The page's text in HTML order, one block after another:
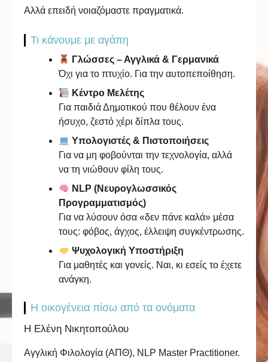
Αλλά επειδή νοιαζόμαστε πραγματικά.
Τι κάνουμε με αγάπη
Γλώσσες – Αγγλικά & Γερμανικά
Όχι για το πτυχίο. Για την αυτοπεποίθηση.
Κέντρο Μελέτης
Για παιδιά Δημοτικού που θέλουν ένα
ήσυχο, ζεστό χέρι δίπλα τους.
Υπολογιστές & Πιστοποιήσεις
Για να μη φοβούνται την τεχνολογία, αλλά
να τη νιώθουν φίλη τους.
NLP (Νευρογλωσσικός
Προγραμματισμός)
Για να λύσουν όσα «δεν πάνε καλά» μέσα
τους: φόβος, άγχος, έλλειψη συγκέντρωσης.
Ψυχολογική Υποστήριξη
Για μαθητές και γονείς. Ναι, κι εσείς το έχετε
ανάγκη.
Η οικογένεια πίσω από τα ονόματα
Η Ελένη Νικητοπούλου
Αγγλική Φιλολογία (ΑΠΘ), NLP Master Practitioner.